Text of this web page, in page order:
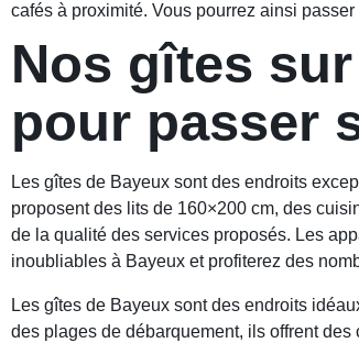
cafés à proximité. Vous pourrez ainsi
Nos gîtes
pour passer
Les gîtes de Bayeux sont des endroits
proposent des lits de 160×200 cm, des
de la qualité des services proposés. Les
inoubliables à Bayeux et profiterez des
Les gîtes de Bayeux sont des endroits
des plages de débarquement, ils offrent